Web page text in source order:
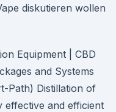
diskutieren wollen
Equipment | CBD
and Systems
Path) Distillation of
effective and efficient